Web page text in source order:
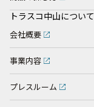
トラスコ中山について
会社概要
事業内容
プレスルーム